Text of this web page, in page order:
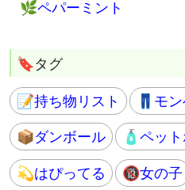
🌈ライフスタイル
🦶引越し
🆓ストレスfree
🔐個人情報保護
🗻富士山登山
⚠問題発見